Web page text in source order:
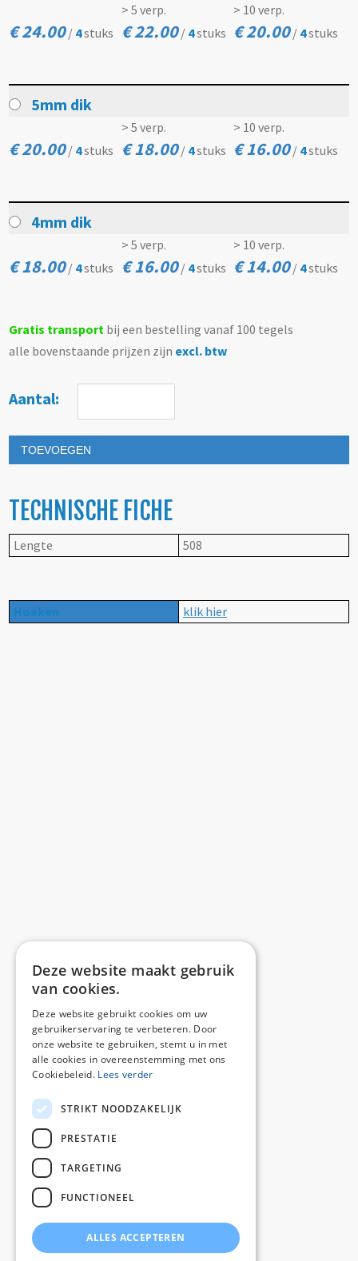
€ 24.00/ 4stuks
> 5 verp.
€ 22.00/ 4stuks
> 10 verp.
€ 20.00/ 4stuks
5mm dik
€ 20.00/ 4stuks
> 5 verp.
€ 18.00/ 4stuks
> 10 verp.
€ 16.00/ 4stuks
4mm dik
€ 18.00/ 4stuks
> 5 verp.
€ 16.00/ 4stuks
> 10 verp.
€ 14.00/ 4stuks
Gratis transport bij een bestelling vanaf 100 tegels
alle bovenstaande prijzen zijn excl. btw
Aantal:
TOEVOEGEN
TECHNISCHE FICHE
Lengte 508
Hoeken klik hier
Deze website maakt gebruik
van cookies.
Deze website gebruikt cookies om uw
gebruikerservaring te verbeteren. Door
onze website te gebruiken, stemt u in met
alle cookies in overeenstemming met ons
Cookiebeleid. Lees verder
STRIKT NOODZAKELIJK
PRESTATIE
TARGETING
FUNCTIONEEL
ALLES ACCEPTEREN